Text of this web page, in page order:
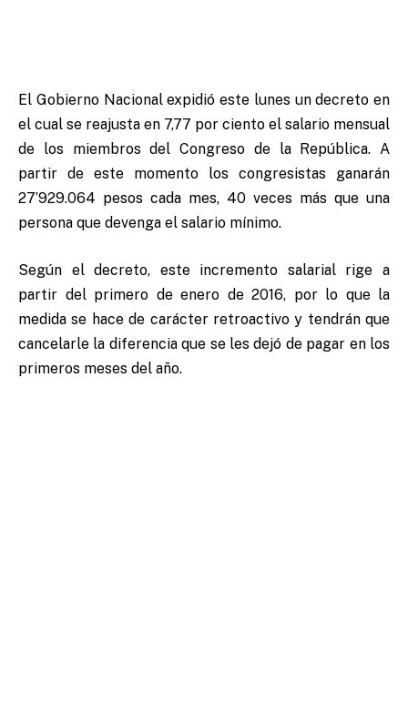
El Gobierno Nacional expidió este lunes un decreto en
el cual se reajusta en 7,77 por ciento el salario mensual
de los miembros del Congreso de la República. A
partir de este momento los congresistas ganarán
27’929.064 pesos cada mes, 40 veces más que una
persona que devenga el salario mínimo.
Según el decreto, este incremento salarial rige a
partir del primero de enero de 2016, por lo que la
medida se hace de carácter retroactivo y tendrán que
cancelarle la diferencia que se les dejó de pagar en los
primeros meses del año.